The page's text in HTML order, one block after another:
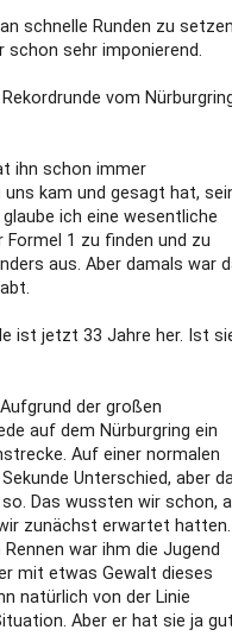
schnelle Runden zu
schon sehr imponierend.
vom
ihn schon immer
kam und gesagt hat,
ich eine wesentliche
1 zu finden und zu
aus. Aber damals war
ist jetzt 33 Jahre her. Ist
der großen
auf dem Nürburgring ein
Auf einer normalen
Unterschied, aber
Das wussten wir schon,
zunächst erwartet hatten.
war ihm die Jugend
mit etwas Gewalt dieses
natürlich von der Linie
Aber er hat sie ja